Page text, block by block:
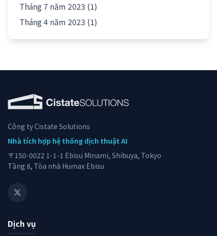
Tháng 7 năm 2023 (1)
Tháng 4 năm 2023 (1)
Công ty Cistate Solutions
Nhà tích hợp hệ thống dịch thuật AI
〒150-0022 1-1-1 Ebisu Minami, Shibuya, Tokyo
Tầng 8, Tòa nhà Humax Ebisu
Dịch vụ